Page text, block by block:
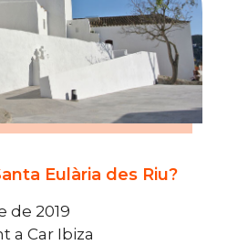
Eulària des Riu?
de 2019
a Car Ibiza